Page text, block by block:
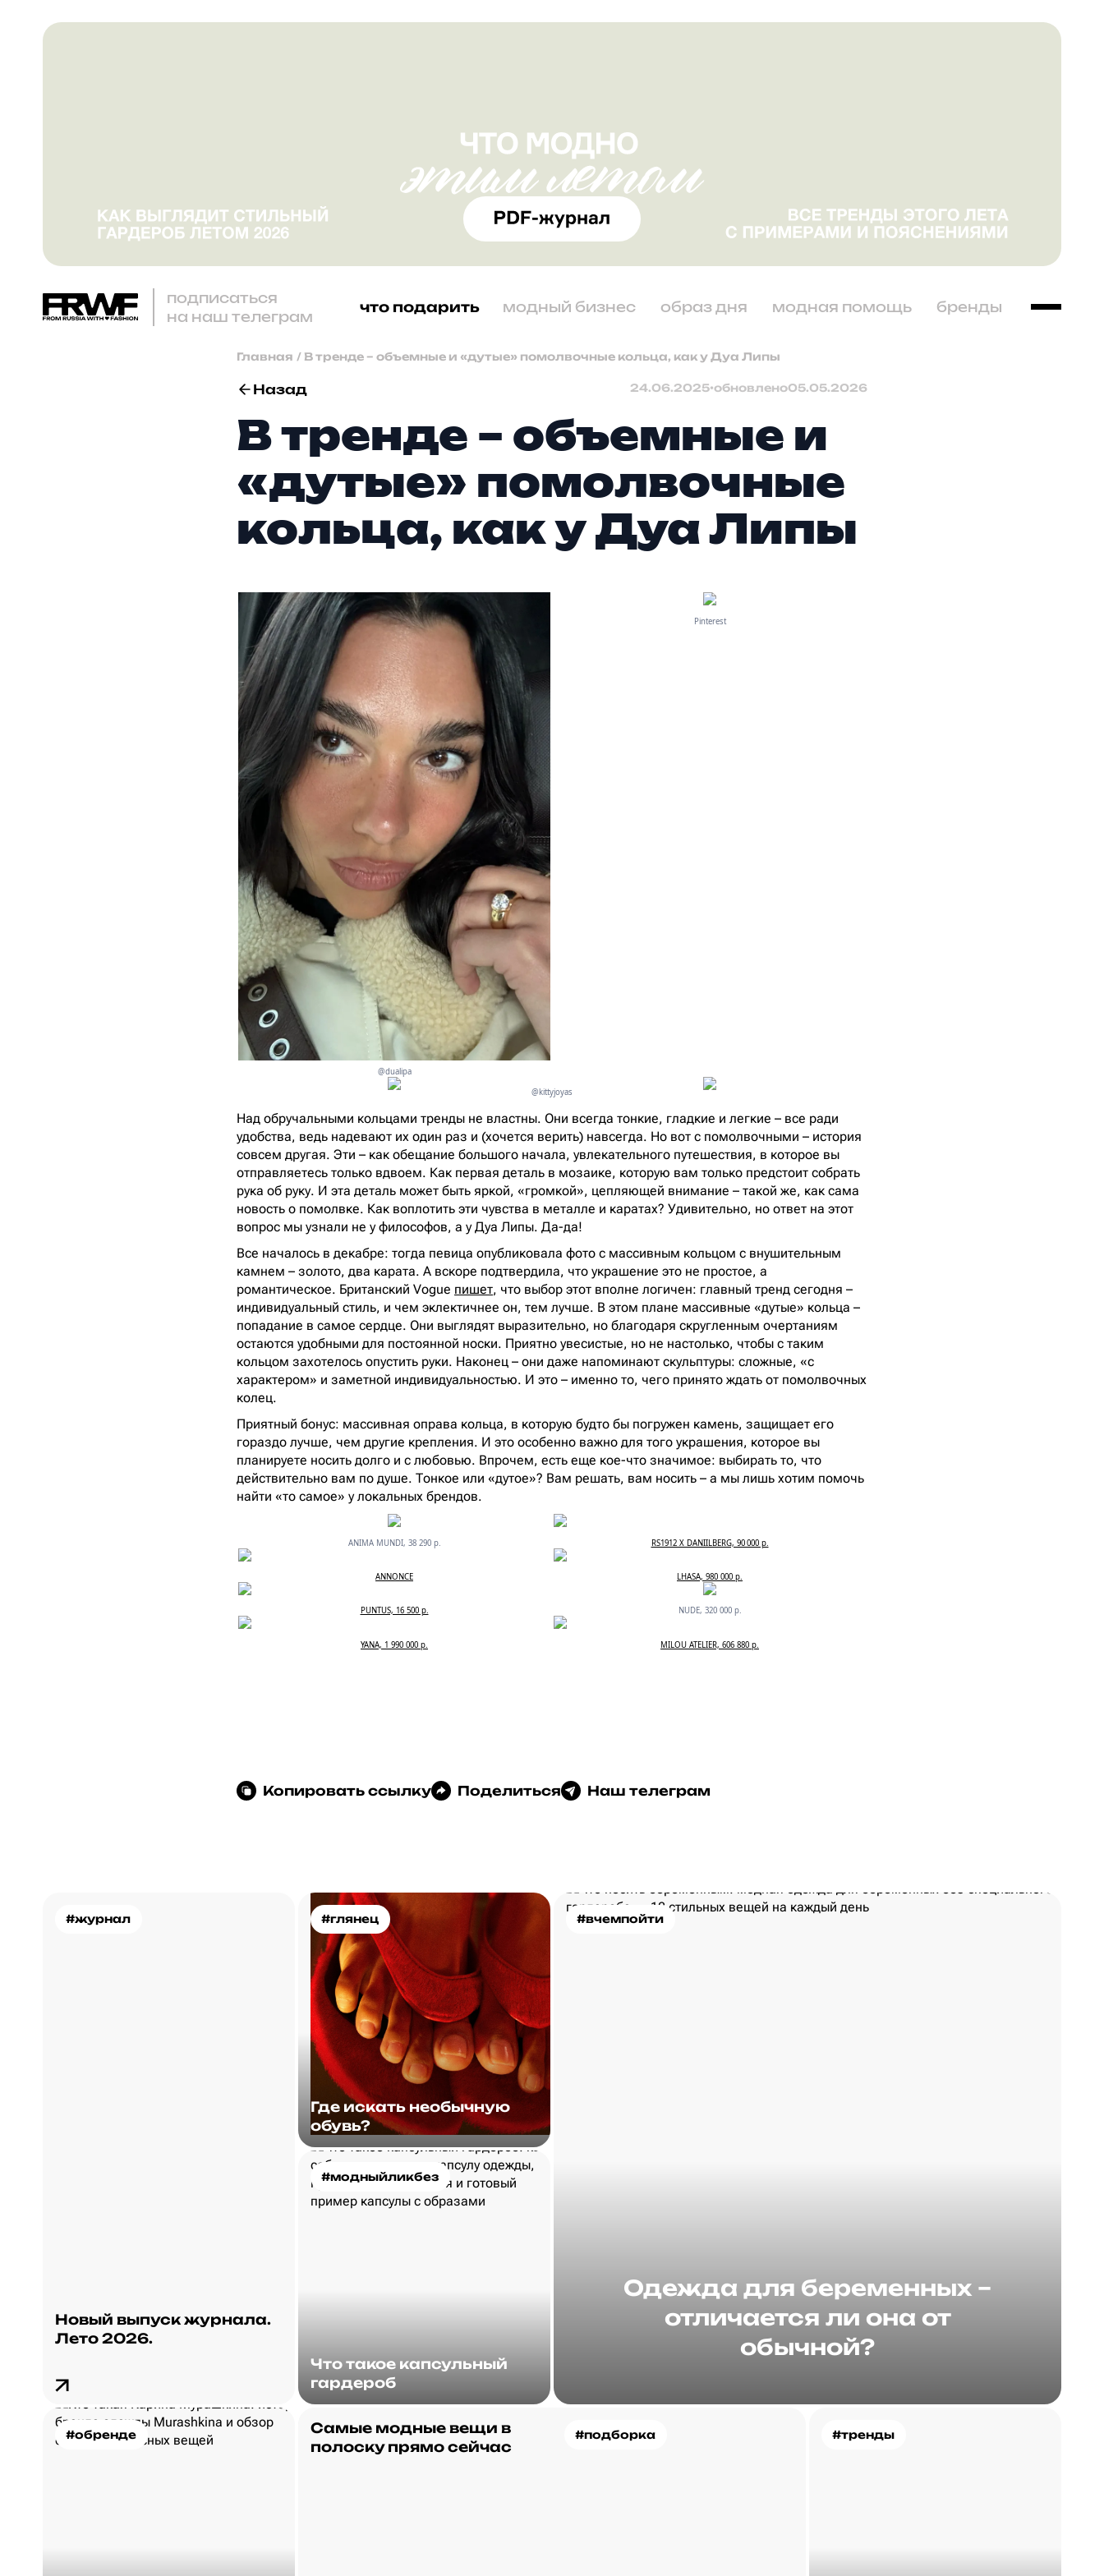
подписаться
на наш телеграм
что подарить модный бизнес образ дня модная помощь бренды
Главная / В тренде – объемные и «дутые» помолвочные кольца, как у Дуа Липы
Назад 24.06.2025•обновлено05.05.2026
В тренде – объемные и
«дутые» помолвочные
кольца, как у Дуа Липы
@dualipa
Pinterest
@kittyjoyas
Над обручальными кольцами тренды не властны. Они всегда тонкие, гладкие и легкие – все ради
удобства, ведь надевают их один раз и (хочется верить) навсегда. Но вот с помолвочными – история
совсем другая. Эти – как обещание большого начала, увлекательного путешествия, в которое вы
отправляетесь только вдвоем. Как первая деталь в мозаике, которую вам только предстоит собрать
рука об руку. И эта деталь может быть яркой, «громкой», цепляющей внимание – такой же, как сама
новость о помолвке. Как воплотить эти чувства в металле и каратах? Удивительно, но ответ на этот
вопрос мы узнали не у философов, а у Дуа Липы. Да-да!
Все началось в декабре: тогда певица опубликовала фото с массивным кольцом с внушительным
камнем – золото, два карата. А вскоре подтвердила, что украшение это не простое, а
романтическое. Британский Vogue пишет, что выбор этот вполне логичен: главный тренд сегодня –
индивидуальный стиль, и чем эклектичнее он, тем лучше. В этом плане массивные «дутые» кольца –
попадание в самое сердце. Они выглядят выразительно, но благодаря скругленным очертаниям
остаются удобными для постоянной носки. Приятно увесистые, но не настолько, чтобы с таким
кольцом захотелось опустить руки. Наконец – они даже напоминают скульптуры: сложные, «с
характером» и заметной индивидуальностью. И это – именно то, чего принято ждать от помолвочных
колец.
Приятный бонус: массивная оправа кольца, в которую будто бы погружен камень, защищает его
гораздо лучше, чем другие крепления. И это особенно важно для того украшения, которое вы
планируете носить долго и с любовью. Впрочем, есть еще кое-что значимое: выбирать то, что
действительно вам по душе. Тонкое или «дутое»? Вам решать, вам носить – а мы лишь хотим помочь
найти «то самое» у локальных брендов.
ANIMA MUNDI, 38 290 р. RS1912 X DANIILBERG, 90 000 р.
ANNONCE LHASA, 980 000 р.
PUNTUS, 16 500 р. NUDE, 320 000 р.
YANA, 1 990 000 р. MILOU ATELIER, 606 880 р.
Копировать ссылку Поделиться Наш телеграм
#журнал
Новый выпуск журнала.
Лето 2026.
#глянец
Где искать необычную
обувь?
#вчемпойти
Одежда для беременных –
отличается ли она от
обычной?
#модныйликбез
Что такое капсульный
гардероб
#обренде #подборка
Самые модные вещи в
полоску прямо сейчас
#тренды